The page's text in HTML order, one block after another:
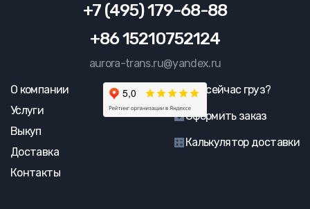
+7 (495) 179-68-88
+86 15210752124
aurora-trans.ru@yandex.ru
О компании
Услуги
Выкуп
Доставка
Контакты
Где сейчас груз?
Оформить заказ
Калькулятор доставки